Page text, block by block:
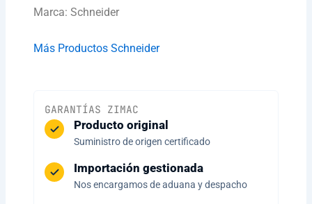
Marca: Schneider
Más Productos Schneider
GARANTÍAS ZIMAC
Producto original
Suministro de origen certificado
Importación gestionada
Nos encargamos de aduana y despacho